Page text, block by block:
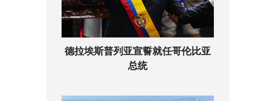
德拉埃斯普列亚宣誓就任哥伦比亚
总统